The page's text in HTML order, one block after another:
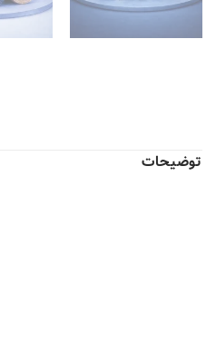
توضیحات